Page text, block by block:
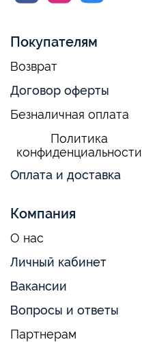
Покупателям
Возврат
Договор оферты
Безналичная оплата
Политика
конфиденциальности
Оплата и доставка
Компания
О нас
Личный кабинет
Вакансии
Вопросы и ответы
Партнерам